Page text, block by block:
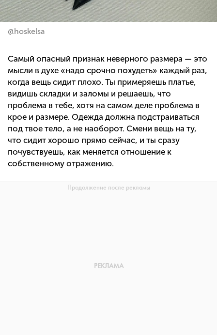
@hoskelsa
Самый опасный признак неверного размера — это
мысли в духе «надо срочно похудеть» каждый раз,
когда вещь сидит плохо. Ты примеряешь платье,
видишь складки и заломы и решаешь, что
проблема в тебе, хотя на самом деле проблема в
крое и размере. Одежда должна подстраиваться
под твое тело, а не наоборот. Смени вещь на ту,
что сидит хорошо прямо сейчас, и ты сразу
почувствуешь, как меняется отношение к
собственному отражению.